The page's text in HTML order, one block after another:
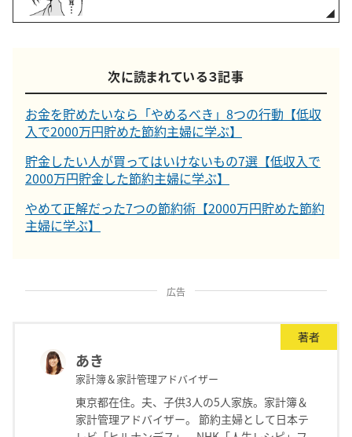
次に読まれている３記事
お金を貯めたいなら「やめるべき」8つの行動【低収
入で2000万円貯めた節約主婦に学ぶ】
貯金したい人が買ってはいけないもの7選【低収入で
2000万円貯金した節約主婦に学ぶ】
やめて正解だった7つの節約術【2000万円貯めた節約
主婦に学ぶ】
広告
著者
あき
家計簿＆家計管理アドバイザー
東京都在住。夫、子供3人の5人家族。家計簿＆
家計管理アドバイザー。 節約主婦として日本テ